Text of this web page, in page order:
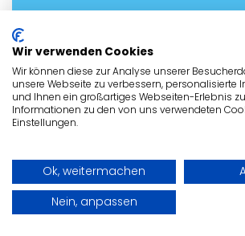
Kontakt mit dem
Gütersloh
Nehme noch heute Kontakt
Tierheim in Gütersloh
Wir verwenden Cookies
Wir können diese zur Analyse unserer
unsere Webseite zu verbessern, personalisierte
und Ihnen ein großartiges Webseiten-Erlebnis
Informationen zu den von uns verwendeten
Einstellungen.
Ok, weitermachen
Nein, anpassen